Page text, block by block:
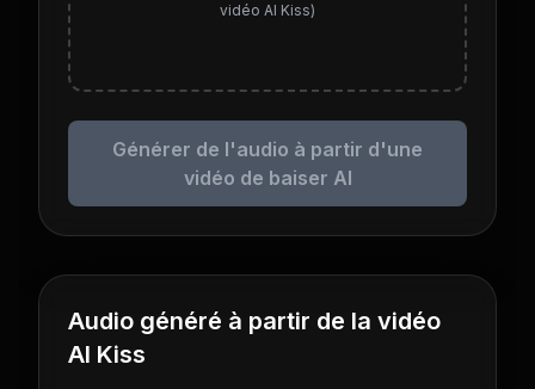
vidéo AI Kiss)
Générer de l'audio à partir d'une
vidéo de baiser AI
Audio généré à partir de la vidéo
AI Kiss